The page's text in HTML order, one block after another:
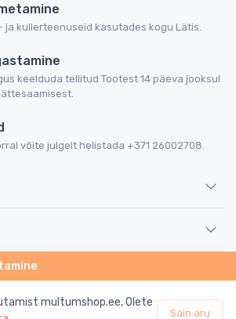
ja kullerteenuseid kasutades kogu Lätis.
keelduda tellitud Tootest 14 päeva jooksul
võite julgelt helistada +371 26002708.
"Multum". Kõik õigused kaitstud.
multumshop.ee, Olete
Sain aru